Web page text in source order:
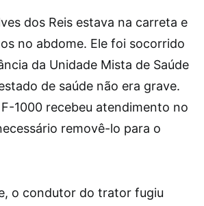
dos Reis estava na carreta e
no abdome. Ele foi socorrido
da Unidade Mista de Saúde
de saúde não era grave.
1000 recebeu atendimento no
removê-lo para o
o condutor do trator fugiu